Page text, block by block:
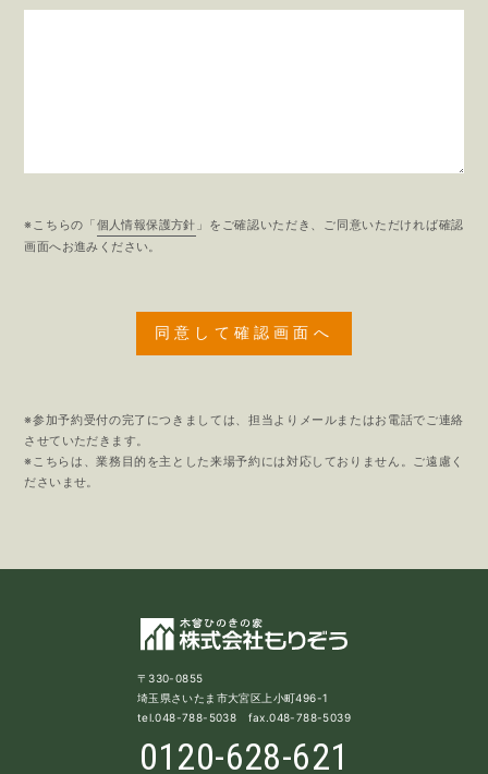
※こちらの「個人情報保護方針 」をご確認いただき、ご同意いただければ確認
画面へお進みください。
※参加予約受付の完了につきましては、担当よりメールまたはお電話でご連絡
させていただきます。
※こちらは、業務目的を主とした来場予約には対応しておりません。ご遠慮く
ださいませ。
〒330-0855
埼玉県さいたま市大宮区上小町496-1
tel.048-788-5038 fax.048-788-5039
0120-628-621